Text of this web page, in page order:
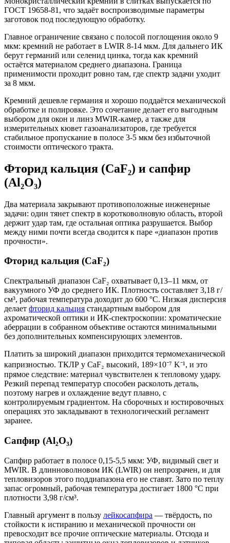
ГОСТ 19658-81, что задаёт воспроизводимые параметры
заготовок под последующую обработку.
Главное ограничение связано с полосой поглощения около 9
мкм: кремний не работает в LWIR 8-14 мкм. Для дальнего ИК
берут германий или селенид цинка, тогда как кремний
остаётся материалом среднего диапазона. Граница
применимости проходит ровно там, где спектр задачи уходит
за 8 мкм.
Кремний дешевле германия и хорошо поддаётся механической
обработке и полировке. Это сочетание делает его выгодным
выбором для окон и линз MWIR-камер, а также для
измерительных кювет газоанализаторов, где требуется
стабильное пропускание в полосе 3-5 мкм без избыточной
стоимости оптического тракта.
Фторид кальция (CaF₂) и сапфир
(Al₂O₃)
Два материала закрывают противоположные инженерные
задачи: один тянет спектр в коротковолновую область, второй
держит удар там, где остальная оптика разрушается. Выбор
между ними почти всегда сводится к паре «диапазон против
прочности».
Фторид кальция (CaF₂)
Спектральный диапазон CaF₂ охватывает 0,13–11 мкм, от
вакуумного УФ до среднего ИК. Плотность составляет 3,18 г/
см³, рабочая температура доходит до 600 °C. Низкая дисперсия
делает фторид кальция стандартным выбором для
ахроматической оптики и ИК-спектроскопии: хроматические
аберрации в собранном объективе остаются минимальными
без дополнительных компенсирующих элементов.
Платить за широкий диапазон приходится термомеханической
капризностью. ТКЛР у CaF₂ высокий, 189×10⁻⁷ K⁻¹, и это
прямое следствие: материал чувствителен к тепловому удару.
Резкий перепад температур способен расколоть деталь,
поэтому нагрев и охлаждение ведут плавно, с
контролируемым градиентом. На сборочных и юстировочных
операциях это закладывают в технологический регламент
заранее.
Сапфир (Al₂O₃)
Сапфир работает в полосе 0,15-5,5 мкм: УФ, видимый свет и
MWIR. В длинноволновом ИК (LWIR) он непрозрачен, и для
тепловизоров этого поддиапазона его не ставят. Зато по теплу
запас огромный, рабочая температура достигает 1800 °C при
плотности 3,98 г/см³.
Главный аргумент в пользу лейкосапфира — твёрдость, по
стойкости к истиранию и механической прочности он
превосходит все прочие оптические материалы. Отсюда и